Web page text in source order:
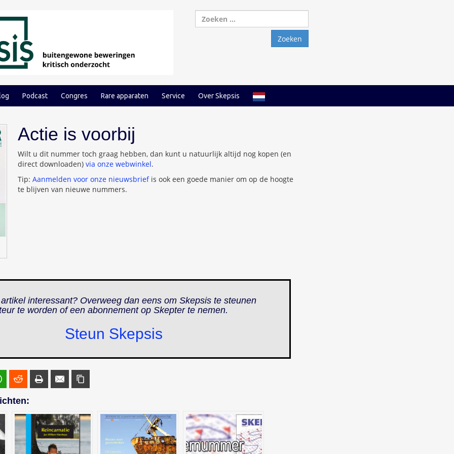
naar:
Podcast Congres Rare apparaten Service Over Skepsis
Actie is voorbij
Wilt u dit nummer toch graag hebben, dan kunt u natuurlijk altijd nog kopen (en
direct downloaden) via onze webwinkel.
Tip: Aanmelden voor onze nieuwsbriefis ook een goede manier om op de hoogte
te blijven van nieuwe nummers.
interessant? Overweeg dan eens om Skepsis te steunen
te worden of een abonnement op Skepterte nemen.
Steun Skepsis